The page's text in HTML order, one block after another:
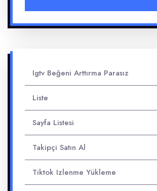
Igtv Beğeni Arttırma Parasız
Liste
Sayfa Listesi
Takipçi Satın Al
Tiktok Izlenme Yükleme